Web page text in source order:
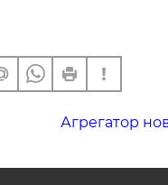
Агрегатор